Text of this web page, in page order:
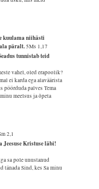
kuulama niihästi
päralt.5Ms 1,17
tunnistab teid
vahel, oled erapoolik?
ei karda ega alaväärista
pöörduda palves Tema
meelsus ja õpeta
2,1
Jeesuse Kristuse läbi!
sa pole unustanud
tänada Sind, kes Sa minu